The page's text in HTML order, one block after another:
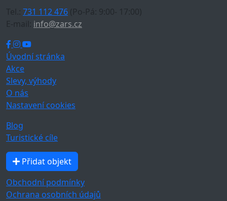
Tel.: 731 112 476 (Po-Pá: 9:00- 17:00)
E-mail: info@zars.cz
Úvodní stránka
Akce
Slevy, výhody
O nás
Nastavení cookies
Blog
Turistické cíle
Přidat objekt
Obchodní podmínky
Ochrana osobních údajů